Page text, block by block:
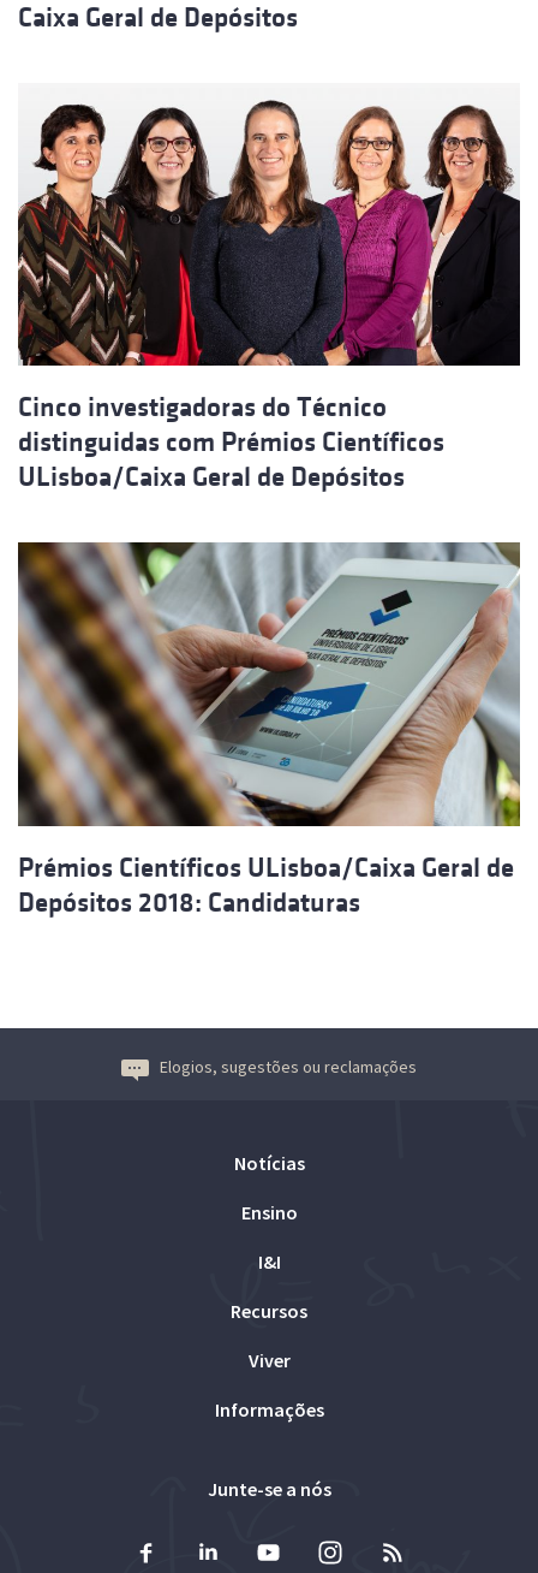
Caixa Geral de Depósitos
Cinco investigadoras do Técnico
distinguidas com Prémios Científicos
ULisboa/Caixa Geral de Depósitos
Prémios Científicos ULisboa/Caixa Geral de
Depósitos 2018: Candidaturas
Elogios, sugestões ou reclamações
Notícias
Ensino
I&I
Recursos
Viver
Informações
Junte-se a nós